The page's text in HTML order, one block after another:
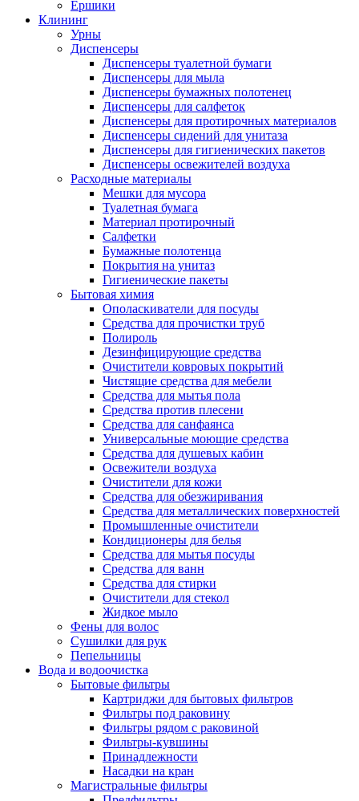
Ершики
Клининг
Урны
Диспенсеры
Диспенсеры туалетной бумаги
Диспенсеры для мыла
Диспенсеры бумажных полотенец
Диспенсеры для салфеток
Диспенсеры для протирочных материалов
Диспенсеры сидений для унитаза
Диспенсеры для гигиенических пакетов
Диспенсеры освежителей воздуха
Расходные материалы
Мешки для мусора
Туалетная бумага
Материал протирочный
Салфетки
Бумажные полотенца
Покрытия на унитаз
Гигиенические пакеты
Бытовая химия
Ополаскиватели для посуды
Средства для прочистки труб
Полироль
Дезинфицирующие средства
Очистители ковровых покрытий
Чистящие средства для мебели
Средства для мытья пола
Средства против плесени
Средства для санфаянса
Универсальные моющие средства
Средства для душевых кабин
Освежители воздуха
Очистители для кожи
Средства для обезжиривания
Средства для металлических поверхностей
Промышленные очистители
Кондиционеры для белья
Средства для мытья посуды
Средства для ванн
Средства для стирки
Очистители для стекол
Жидкое мыло
Фены для волос
Сушилки для рук
Пепельницы
Вода и водоочистка
Бытовые фильтры
Картриджи для бытовых фильтров
Фильтры под раковину
Фильтры рядом с раковиной
Фильтры-кувшины
Принадлежности
Насадки на кран
Магистральные фильтры